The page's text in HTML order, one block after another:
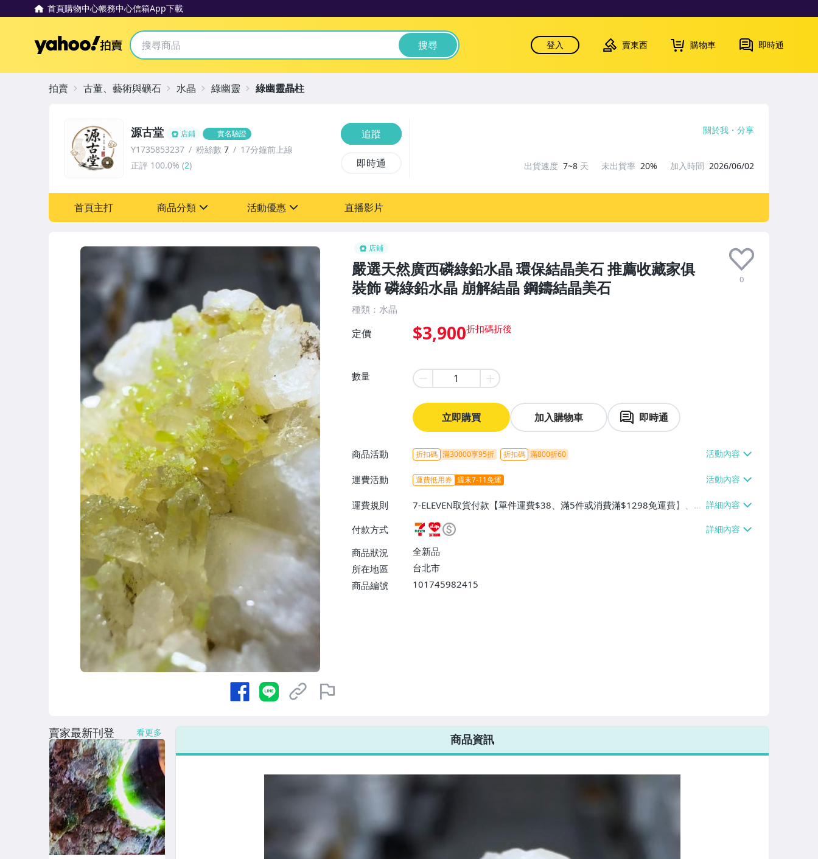
首頁購物中心帳務中心信箱App下載
Yahoo拍賣 搜尋 登入 賣東西 購物車 即時通
店鋪
嚴選天然廣西磷綠鉛水晶 環保結晶美石 推薦收藏家俱
裝飾 磷綠鉛水晶 崩解結晶 鋼鑄結晶美石
0
種類：水晶
定價 $3,900
數量
立即購買 加入購物車 即時通
商品活動 折扣碼 滿30000享95折 折扣碼 滿800折60
運費活動 運費抵用券 週末7-11免運
運費規則
7-ELEVEN取貨付款【單件運費$38、滿5件或消費滿$1298免運費】、7-
ELEVEN取貨不付款【免運費】、萊爾富取貨付款【單件運費$60、滿5件
或消費滿$1298免運費】、宅配/貨運【單件運費$120、滿5件或消費滿
$1598免運費】
付款方式
商品狀況
全新品
所在地區
台北市
商品編號
101745982415
源古堂 店鋪 實名驗證
Y1735853237 粉絲數 7
17分鐘前上線
正評 100.0% (2)
追蹤
即時通
關於我 分享
出貨速度 7~8 天 未出貨率 20% 加入時間 2026/06/02
首頁主打 商品分類 活動優惠 直播影片
拍賣 古董、藝術與礦石 水晶 綠幽靈 綠幽靈晶柱
商品資訊
賣家最新刊登 看更多